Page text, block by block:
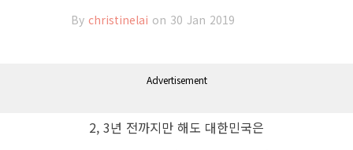
By christinelai on 30 Jan 2019
Advertisement
2, 3년 전까지만 해도 대한민국은